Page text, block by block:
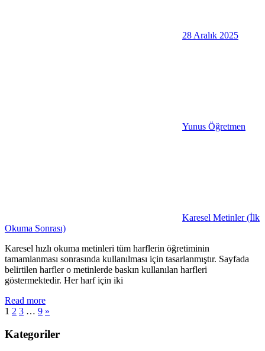
28 Aralık 2025
Yunus Öğretmen
Karesel Metinler (İlk
Okuma Sonrası)
Karesel hızlı okuma metinleri tüm harflerin öğretiminin
tamamlanması sonrasında kullanılması için tasarlanmıştır. Sayfada
belirtilen harfler o metinlerde baskın kullanılan harfleri
göstermektedir. Her harf için iki
Read more
Yazı
sayfalaması
1 2 3 … 9 Next
»
Kategoriler